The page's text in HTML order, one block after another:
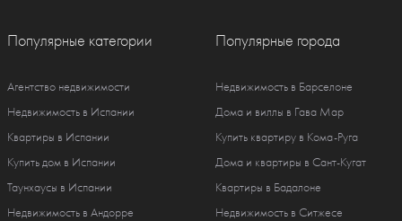
Популярные категории
Агентство недвижимости
Недвижимость в Испании
Квартиры в Испании
Купить дом в Испании
Таунхаусы в Испании
Недвижимость в Андорре
Популярные города
Недвижимость в Барселоне
Дома и виллы в Гава Мар
Купить квартиру в Кома-Руга
Дома и квартиры в Сант-Кугат
Квартиры в Бадалоне
Недвижимость в Ситжесе